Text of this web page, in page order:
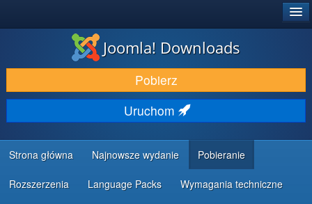
DODATKI I ROZSZERZENIA
ODKRYJ & POZNAJ
SPOŁECZNOŚĆ & WSPARCIE
ZASOBY DLA PROGRAMISTÓW
Joomla! Downloads
Pobierz
Uruchom
Strona główna Najnowsze wydanie Pobieranie
Rozszerzenia Language Packs Wymagania techniczne